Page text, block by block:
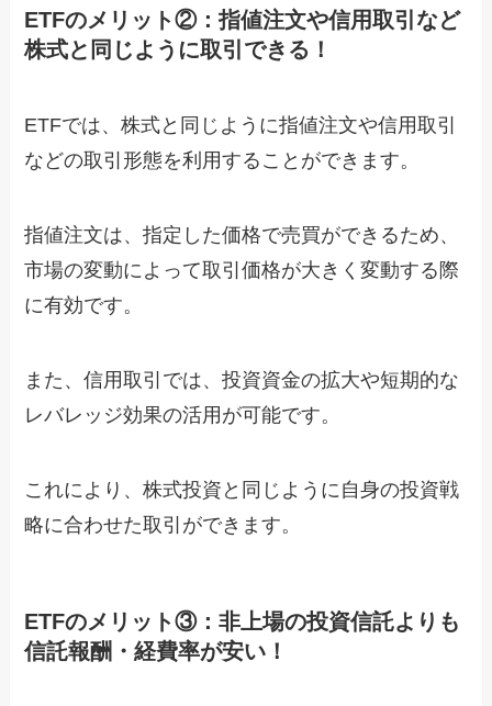
ETFのメリット②：指値注文や信用取引など
株式と同じように取引できる！
ETFでは、株式と同じように指値注文や信用取引
などの取引形態を利用することができます。
指値注文は、指定した価格で売買ができるため、
市場の変動によって取引価格が大きく変動する際
に有効です。
また、信用取引では、投資資金の拡大や短期的な
レバレッジ効果の活用が可能です。
これにより、株式投資と同じように自身の投資戦
略に合わせた取引ができます。
ETFのメリット③：非上場の投資信託よりも
信託報酬・経費率が安い！